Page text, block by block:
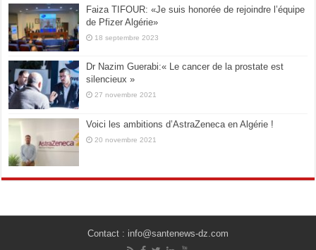
Faiza TIFOUR: «Je suis honorée de rejoindre l’équipe
de Pfizer Algérie»
18 septembre 2023
Dr Nazim Guerabi:« Le cancer de la prostate est
silencieux »
27 novembre 2021
Voici les ambitions d’AstraZeneca en Algérie !
20 novembre 2021
Contact : info@santenews-dz.com